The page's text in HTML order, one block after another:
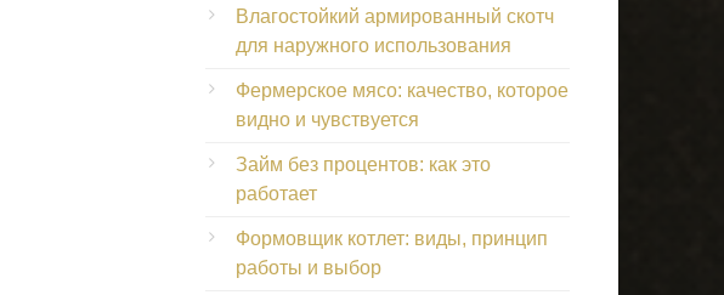
Влагостойкий армированный скотч
для наружного использования
Фермерское мясо: качество, которое
видно и чувствуется
Займ без процентов: как это
работает
Формовщик котлет: виды, принцип
работы и выбор